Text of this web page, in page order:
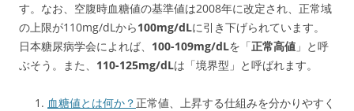
す。なお、空腹時血糖値の基準値は2008年に改定され、正常域
の上限が110mg/dLから100mg/dLに引き下げられています。
日本糖尿病学会によれば、 100-109mg/dLを「正常高値 」と呼
ぶそう。また、 110-125mg/dLは「境界型」と呼ばれます。
血糖値とは何か？正常値、上昇する仕組みを分かりやすく